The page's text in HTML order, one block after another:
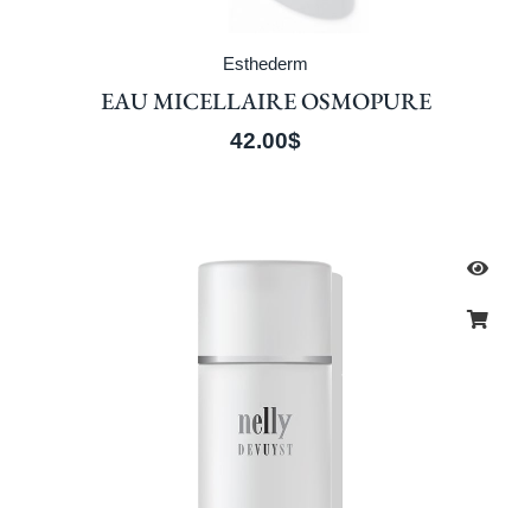
Esthederm
EAU MICELLAIRE OSMOPURE
42.00$